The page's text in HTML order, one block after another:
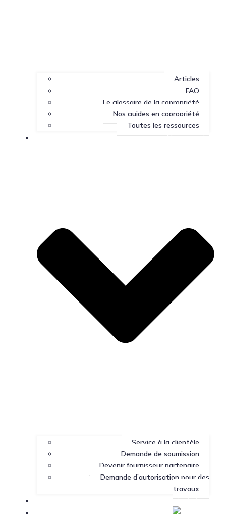
Articles
FAQ
Le glossaire de la copropriété
Nos guides en copropriété
Toutes les ressources
Nous joindre
Service à la clientèle
Demande de soumission
Devenir fournisseur partenaire
Demande d’autorisation pour des
travaux
Portail client